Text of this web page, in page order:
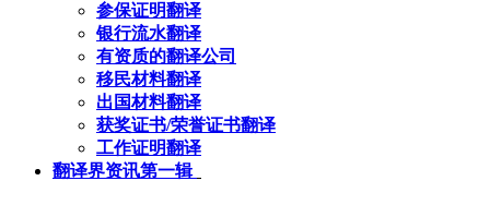
参保证明翻译
银行流水翻译
有资质的翻译公司
移民材料翻译
出国材料翻译
获奖证书/荣誉证书翻译
工作证明翻译
翻译界资讯第一辑